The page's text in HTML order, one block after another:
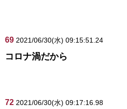
69 2021/06/30(水) 09:15:51.24
コロナ渦だから
72 2021/06/30(水) 09:17:16.98